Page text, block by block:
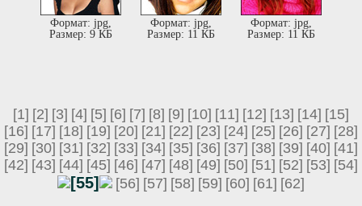
Формат: jpg,
Размер: 9 КБ
Формат: jpg,
Размер: 11 КБ
Формат: jpg,
Размер: 11 КБ
[1] [2] [3] [4] [5] [6] [7] [8] [9] [10] [11] [12] [13] [14] [15]
[16] [17] [18] [19] [20] [21] [22] [23] [24] [25] [26] [27] [28]
[29] [30] [31] [32] [33] [34] [35] [36] [37] [38] [39] [40] [41]
[42] [43] [44] [45] [46] [47] [48] [49] [50] [51] [52] [53] [54]
[55] [56] [57] [58] [59] [60] [61] [62]